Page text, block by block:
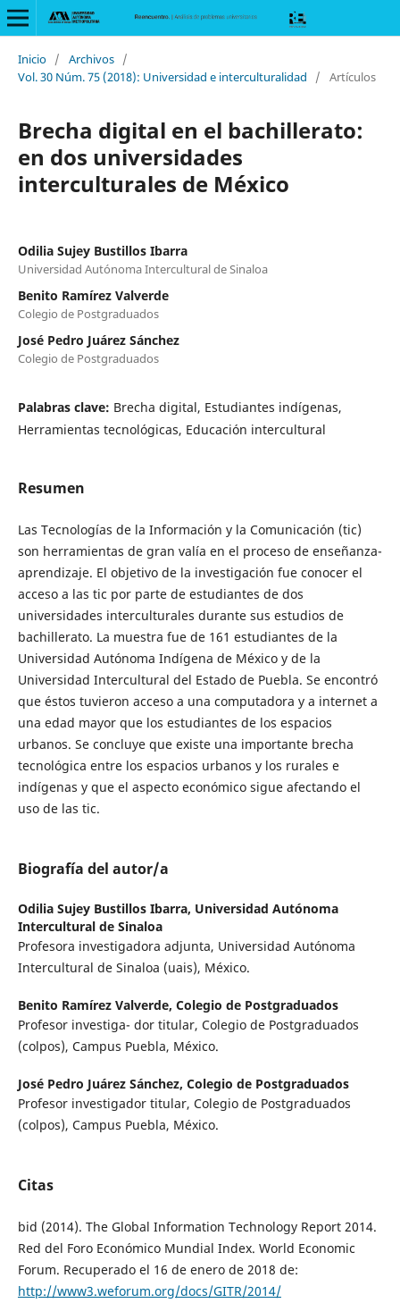
Inicio / Archivos /
Vol. 30 Núm. 75 (2018): Universidad e interculturalidad
/ Artículos
Brecha digital en el bachillerato:
en dos universidades
interculturales de México
Odilia Sujey Bustillos Ibarra
Universidad Autónoma Intercultural de Sinaloa
Benito Ramírez Valverde
Colegio de Postgraduados
José Pedro Juárez Sánchez
Colegio de Postgraduados
Palabras clave: Brecha digital, Estudiantes indígenas,
Herramientas tecnológicas, Educación intercultural
Resumen
Las Tecnologías de la Información y la Comunicación (tic)
son herramientas de gran valía en el proceso de enseñanza-
aprendizaje. El objetivo de la investigación fue conocer el
acceso a las tic por parte de estudiantes de dos
universidades interculturales durante sus estudios de
bachillerato. La muestra fue de 161 estudiantes de la
Universidad Autónoma Indígena de México y de la
Universidad Intercultural del Estado de Puebla. Se encontró
que éstos tuvieron acceso a una computadora y a internet a
una edad mayor que los estudiantes de los espacios
urbanos. Se concluye que existe una importante brecha
tecnológica entre los espacios urbanos y los rurales e
indígenas y que el aspecto económico sigue afectando el
uso de las tic.
Biografía del autor/a
Odilia Sujey Bustillos Ibarra, Universidad Autónoma
Intercultural de Sinaloa
Profesora investigadora adjunta, Universidad Autónoma
Intercultural de Sinaloa (uais), México.
Benito Ramírez Valverde, Colegio de Postgraduados
Profesor investiga- dor titular, Colegio de Postgraduados
(colpos), Campus Puebla, México.
José Pedro Juárez Sánchez, Colegio de Postgraduados
Profesor investigador titular, Colegio de Postgraduados
(colpos), Campus Puebla, México.
Citas
bid (2014). The Global Information Technology Report 2014.
Red del Foro Económico Mundial Index. World Economic
Forum. Recuperado el 16 de enero de 2018 de:
http://www3.weforum.org/docs/GITR/2014/